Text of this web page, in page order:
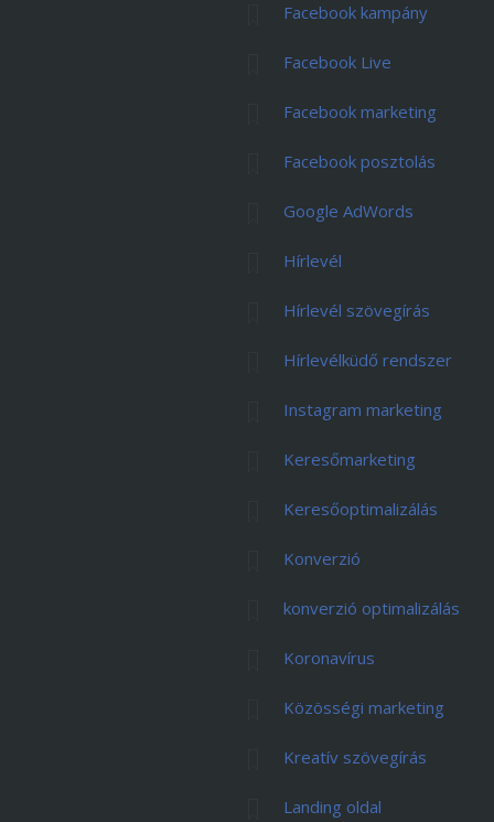
Facebook kampány
Facebook Live
Facebook marketing
Facebook posztolás
Google AdWords
Hírlevél
Hírlevél szövegírás
Hírlevélküdő rendszer
Instagram marketing
Keresőmarketing
Keresőoptimalizálás
Konverzió
konverzió optimalizálás
Koronavírus
Közösségi marketing
Kreatív szövegírás
Landing oldal